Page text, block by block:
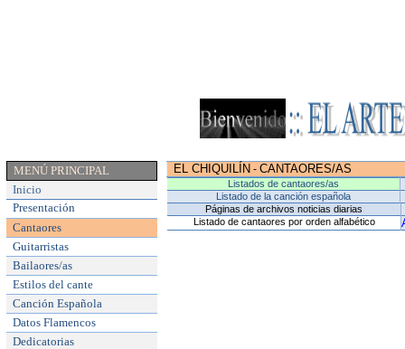
MENÚ PRINCIPAL
Inicio
Presentación
Cantaores
Guitarristas
Bailaores/as
Estilos del cante
Canción Española
Datos Flamencos
Dedicatorias
EL CHIQUILÍN -CANTAORES/AS
Listados de cantaores/as
Listado de la canción española
Páginas de archivos noticias diarias
Listado de cantaores por orden alfabético